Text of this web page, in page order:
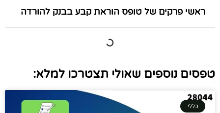
ראשי פרקים של טופס הוראת קבע בבנק להורדה
טפסים נוספים שאולי תצטרכו למלא:
כללי